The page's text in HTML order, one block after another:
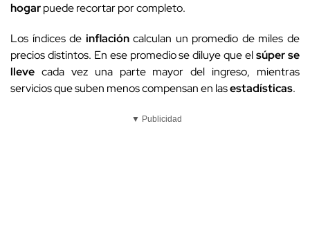
hogarpuede recortar por completo.
Los índices de inflacióncalculan un promedio de miles de
precios distintos. En ese promedio se diluye que elsúper se
lleve cada vez una parte mayor del ingreso, mientras
servicios que suben menos compensan en lasestadísticas.
▼ Publicidad